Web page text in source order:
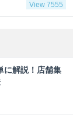
View 7555
に解説！店舗集